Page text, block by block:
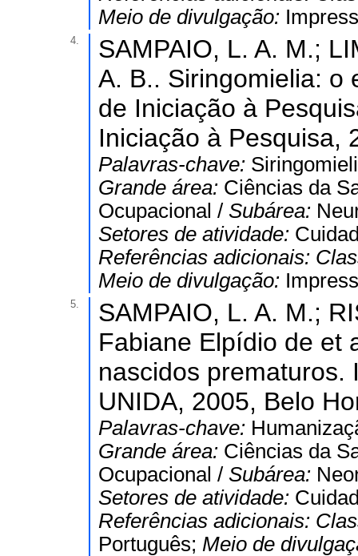
Meio de divulgação:
4.
SAMPAIO, L. A. M.;
A. B.. Siringomielia: o
de Iniciação à
Iniciação à Pesquisa,
Palavras-chave:
Grande área: Ciências da
Ocupacional / Subárea:
Setores de atividade:
Referências adicionais:
Meio de divulgação:
5.
SAMPAIO, L. A. M.;
Fabiane Elpídio de et
nascidos prematuros.
UNIDA, 2005, Belo
Palavras-chave:
Grande área: Ciências da
Ocupacional / Subárea:
Setores de atividade:
Referências adicionais:
Português; Meio de